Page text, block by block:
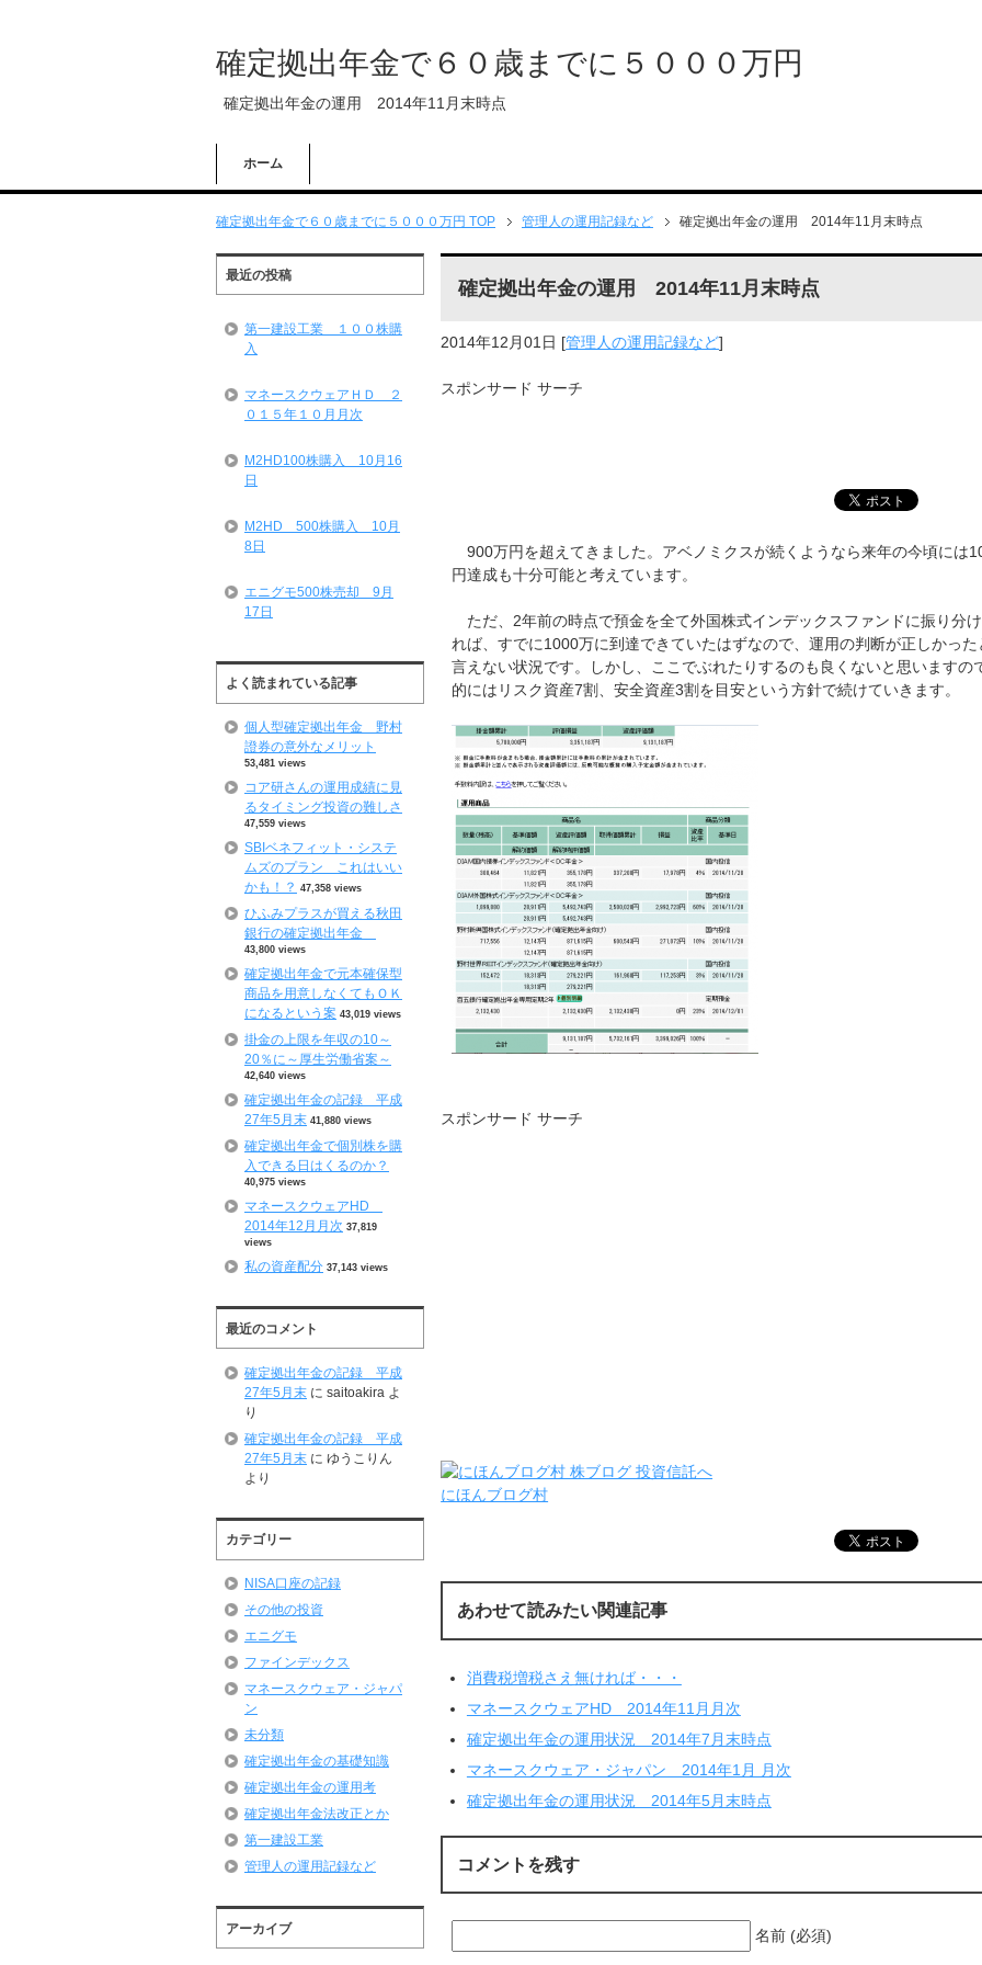
確定拠出年金で６０歳までに５０００万円
確定拠出年金の運用 2014年11月末時点
ホーム
確定拠出年金で６０歳までに５０００万円 TOP 管理人の運用記録など 確定拠出年金の運用 2014年11月末時点
確定拠出年金の運用 2014年11月末時点
2014年12月01日 [管理人の運用記録など]
スポンサード サーチ
900万円を超えてきました。アベノミクスが続くようなら来年の今頃には
円達成も十分可能と考えています。
ただ、2年前の時点で預金を全て外国株式インデックスファンドに振り分
れば、すでに1000万に到達できていたはずなので、運用の判断が正しかった
言えない状況です。しかし、ここでぶれたりするのも良くないと思いますの
的にはリスク資産7割、安全資産3割を目安という方針で続けていきます。
スポンサード サーチ
にほんブログ村
あわせて読みたい関連記事
消費税増税さえ無ければ・・・
マネースクウェアHD 2014年11月月次
確定拠出年金の運用状況 2014年7月末時点
マネースクウェア・ジャパン 2014年1月 月次
確定拠出年金の運用状況 2014年5月末時点
コメントを残す
名前 (必須)
最近の投稿
第一建設工業 １００株購
入
マネースクウェアＨＤ ２
０１５年１０月月次
M2HD100株購入 10月16
日
M2HD 500株購入 10月
8日
エニグモ500株売却 9月
17日
よく読まれている記事
個人型確定拠出年金 野村
證券の意外なメリット
53,481 views
コア研さんの運用成績に見
るタイミング投資の難しさ
47,559 views
SBIベネフィット・システ
ムズのプラン これはいい
かも！？ 47,358 views
ひふみプラスが買える秋田
銀行の確定拠出年金
43,800 views
確定拠出年金で元本確保型
商品を用意しなくてもＯＫ
になるという案 43,019 views
掛金の上限を年収の10～
20％に～厚生労働省案～
42,640 views
確定拠出年金の記録 平成
27年5月末 41,880 views
確定拠出年金で個別株を購
入できる日はくるのか？
40,975 views
マネースクウェアHD
2014年12月月次 37,819
views
私の資産配分 37,143 views
最近のコメント
確定拠出年金の記録 平成
27年5月末 に saitoakira よ
り
確定拠出年金の記録 平成
27年5月末 に ゆうこりん
より
カテゴリー
NISA口座の記録
その他の投資
エニグモ
ファインデックス
マネースクウェア・ジャパ
ン
未分類
確定拠出年金の基礎知識
確定拠出年金の運用考
確定拠出年金法改正とか
第一建設工業
管理人の運用記録など
アーカイブ